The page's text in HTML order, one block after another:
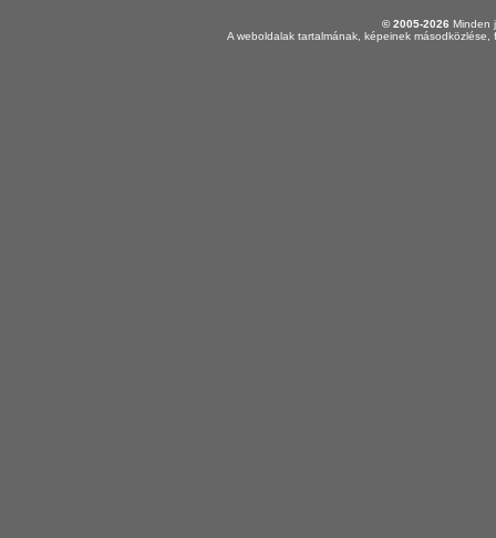
© 2005-2026 Minden
A weboldalak tartalmának, képeinek